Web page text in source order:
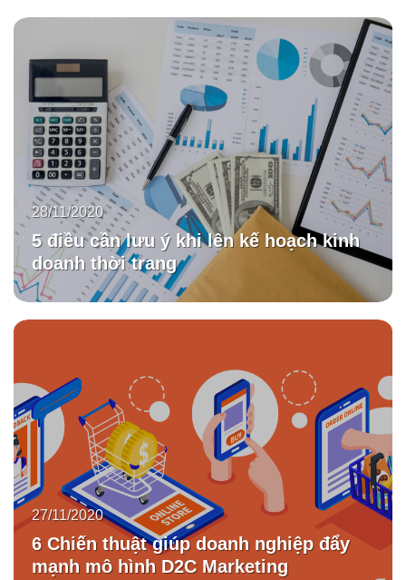
5 điều cần lưu ý khi lên kế hoạch kinh
doanh thời trang
28/11/2020
6 Chiến thuật giúp doanh nghiệp đẩy
mạnh mô hình D2C Marketing
27/11/2020